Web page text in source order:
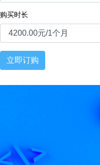
购买时长
立即订购